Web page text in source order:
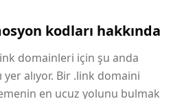
kodları hakkında
domainleri için şu anda
alıyor. Bir .link domaini
en ucuz yolunu bulmak